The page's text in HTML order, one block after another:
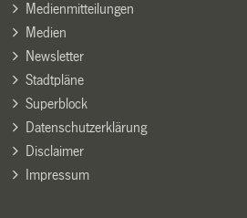
Medienmitteilungen
Medien
Newsletter
Stadtpläne
Superblock
Datenschutzerklärung
Disclaimer
Impressum